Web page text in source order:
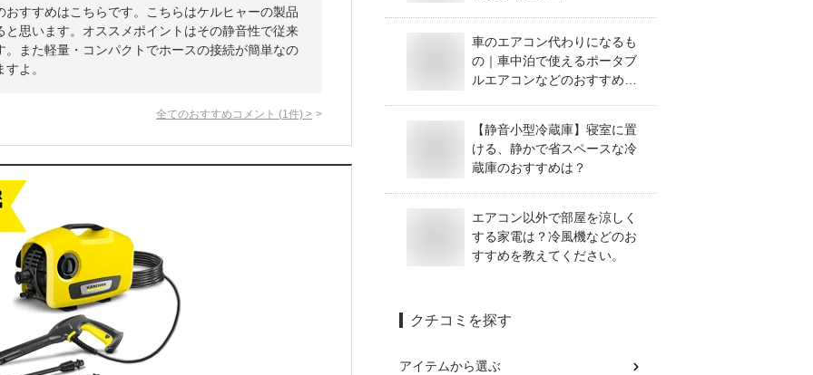
すすめはこちらです。こちらはケルヒャーの製品
思います。オススメポイントはその静音性で従来
また軽量・コンパクトでホースの接続が簡単なの
よ。
全てのおすすめコメント (1 件) >
車のエアコン代わりになるも
の｜車中泊で使えるポータブ
ルエアコンなどのおすすめ
【静音小型冷蔵庫】寝室に置
ける、静かで省スペースな冷
蔵庫のおすすめは？
エアコン以外で部屋を涼しく
する家電は？冷風機などのお
すすめを教えてください。
クチコミを探す
アイテムから選ぶ